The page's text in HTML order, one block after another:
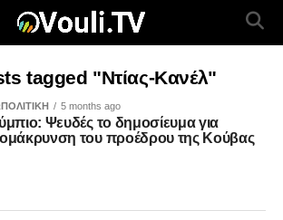
tagged "Ντίας-Κανέλ"
5 months ago
Ψευδές το δημοσίευμα για
του προέδρου της Κούβας